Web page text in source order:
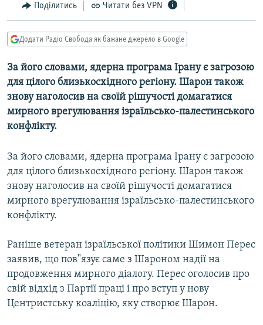
СПОРТ
УКРАЇНА
ТИ ЯК?
СХЕМИ
МУЛЬТИМЕДІА
ФОТО
СПЕЦПРОЄКТИ
КРИМ РЕАЛІЇ
РУС
УКР
ДОЛУЧАЙСЯ!
Поділитись Читати без VPN
Додати Радіо Свобода як бажане джерело в Google
За його словами, ядерна програма Ірану є загрозою
для цілого близькосхідного регіону. Шарон також
знову наголосив на своїй рішучості домагатися
мирного врегулювання ізраїльсько-палестинського
конфлікту.
За його словами, ядерна програма Ірану є загрозою
для цілого близькосхідного регіону. Шарон також
знову наголосив на своїй рішучості домагатися
мирного врегулювання ізраїльсько-палестинського
конфлікту.
Раніше ветеран ізраїльської політики Шимон Перес
заявив, що пов"язує саме з Шароном надії на
продовження мирного діалогу. Перес оголосив про
свій відхід з Партії праці і про вступ у нову
Центристську коаліцію, яку створює Шарон.